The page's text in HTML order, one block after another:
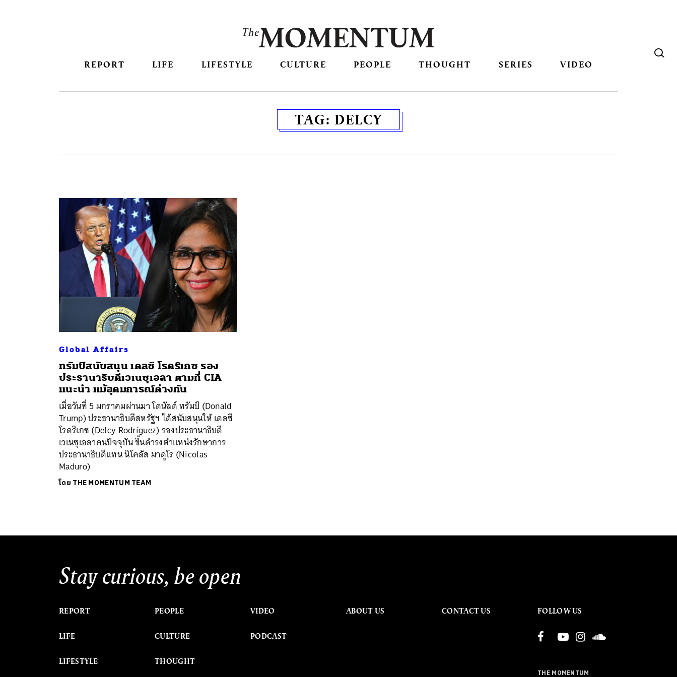
REPORT LIFE LIFESTYLE CULTURE PEOPLE THOUGHT SERIES VIDEO
TAG: DELCY
Global Affairs
ทรัมป์สนับสนุน เดลซี โรดริเกซ รอง
ประธานาธิบดีเวเนซุเอลา ตามที่ CIA
แนะนำ แม้อุดมการณ์ต่างกัน
เมื่อวันที่ 5 มกราคมผ่านมา โดนัลด์ ทรัมป์ (Donald
Trump) ประธานาธิบดีสหรัฐฯ ได้สนับสนุนให้ เดลซี
โรดริเกซ (Delcy Rodríguez) รองประธานาธิบดี
เวเนซุเอลาคนปัจจุบัน ขึ้นดำรงตำแหน่งรักษาการ
ประธานาธิบดีแทน นิโคลัส มาดูโร (Nicolas
Maduro)
โดย THE MOMENTUM TEAM
Stay curious, be open
REPORT
LIFE
LIFESTYLE
PEOPLE
CULTURE
THOUGHT
VIDEO
PODCAST
ABOUT US CONTACT US FOLLOW US
THE MOMENTUM